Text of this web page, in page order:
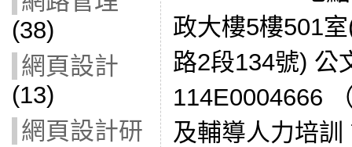
(38)
網頁設計
(13)
網頁設計研
政大樓5樓501
路2段134號) 公
114E0004666
及輔導人力培